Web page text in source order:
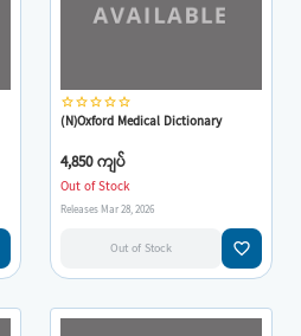
star_borderstar_borderstar_borderstar_borderstar_border
(N)Oxford Medical Dictionary
4,850 ကျပ်
Out of Stock
Releases Mar 28, 2026
Out of Stock favorite_border